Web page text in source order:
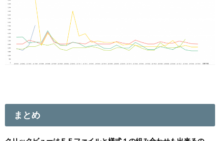
まとめ